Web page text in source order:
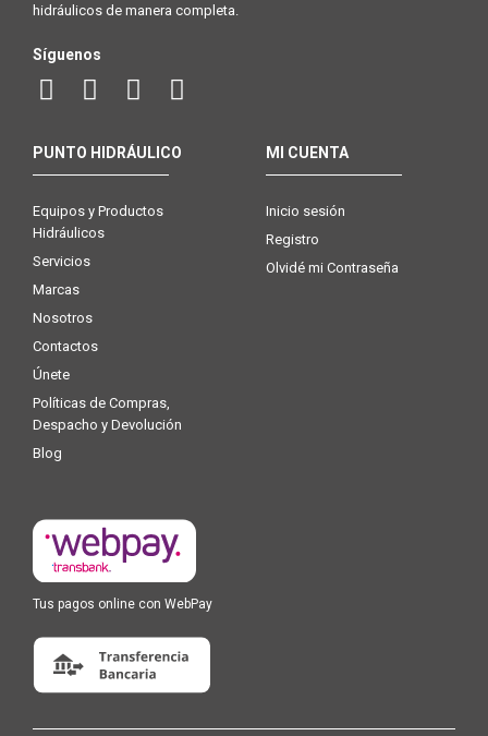
hidráulicos de manera completa.
Síguenos
PUNTO HIDRÁULICO
Equipos y Productos
Hidráulicos
Servicios
Marcas
Nosotros
Contactos
Únete
Políticas de Compras,
Despacho y Devolución
Blog
MI CUENTA
Inicio sesión
Registro
Olvidé mi Contraseña
Tus pagos online con WebPay